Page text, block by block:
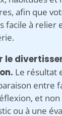
afin que
facile à relier
le
Le résultat
entre
et non
ou à une